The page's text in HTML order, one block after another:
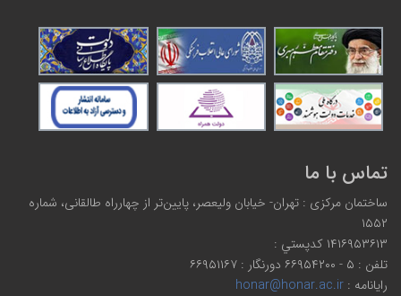
تماس با ما
ساختمان مرکزی : تهران- خیابان ولیعصر، پایین‌تر از چهارراه طالقانی، شماره
۱۵۵۲
۱۴۱۶۹۵۳۶۱۳ كدپستي :
تلفن : ۵ - ۶۶۹۵۴۲۰۰ دورنگار : ۶۶۹۵۱۱۶۷
رایانامه :honar@honar.ac.ir